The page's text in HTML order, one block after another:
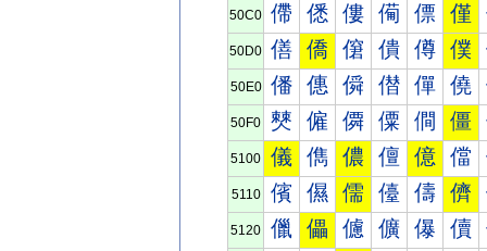
50C0 僀 僁 僂 僃 僄 僅
50D0 僐 僑 僒 僓 僔 僕
50E0 僠 僡 僢 僣 僤 僥
50F0 僰 僱 僲 僳 僴 僵
5100 儀 儁 儂 儃 億 儅
5110 儐 儑 儒 儓 儔 儕
5120 儠 儡 儢 儣 儤 儥